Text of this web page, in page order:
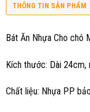
THÔNG TIN SẢN PHẨM
Bát Ăn Nhựa Cho chó
Kích thước: Dài
Chất liệu: Nhựa PP